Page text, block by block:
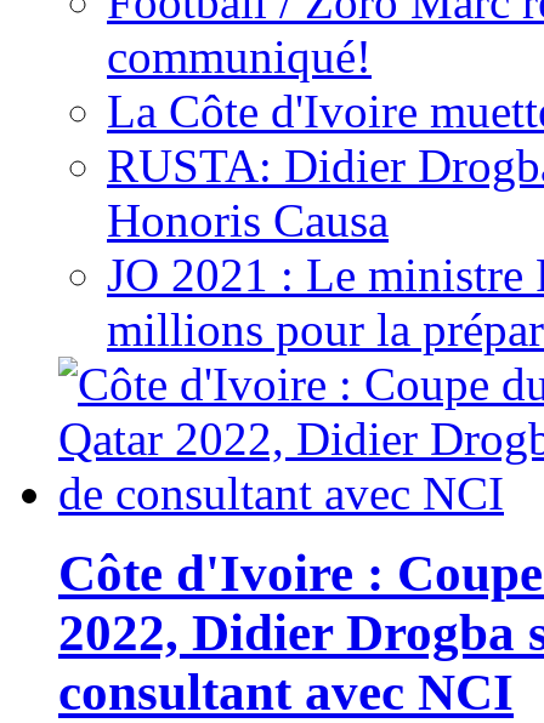
communiqué!
La Côte d'Ivoire
RUSTA: Didier
Honoris Causa
JO 2021 : Le ministre
millions pour la
Côte d'Ivoire :
2022, Didier Drogba
consultant avec NCI